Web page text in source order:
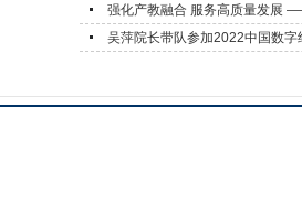
强化产教融合 服务高质量发展
吴萍院长带队参加2022中国数